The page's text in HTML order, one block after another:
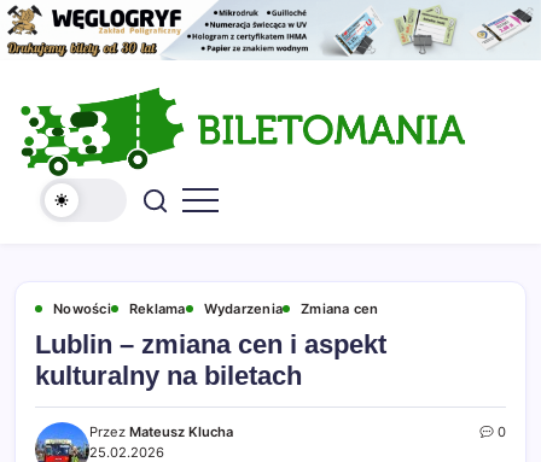
content
Serwis
Biletomania
Kolekcja
biletów
komunikacji
Nowości Reklama Wydarzenia Zmiana cen
Lublin – zmiana cen i aspekt
kulturalny na biletach
Przez Mateusz Klucha
25.02.2026
0